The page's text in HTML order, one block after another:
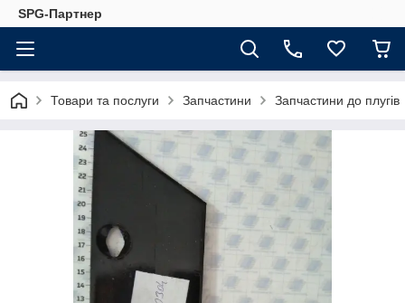
SPG-Партнер
Товари та послуги Запчастини Запчастини до плугів